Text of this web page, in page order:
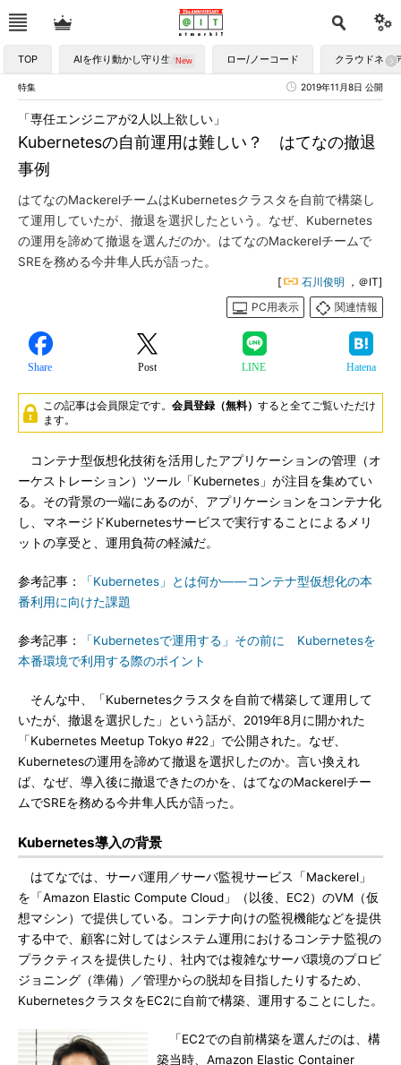
TOP AIを作り動かし守り生かす ロー/ノーコード クラウドネイ
特集 2019年11月8日 公開
Kubernetesの自前運用は難しい？ はてなの撤退
事例
「専任エンジニアが2人以上欲しい」
はてなのMackerelチームはKubernetesクラスタを自前で構築し
て運用していたが、撤退を選択したという。なぜ、Kubernetes
の運用を諦めて撤退を選んだのか。はてなのMackerelチームで
SREを務める今井隼人氏が語った。
[ 石川俊明 ，＠IT]
PC用表示
関連情報
Share Post LINE Hatena
この記事は会員限定です。 会員登録（無料） すると全てご覧いただけ
ます。
コンテナ型仮想化技術を活用したアプリケーションの管理（オ
ーケストレーション）ツール「Kubernetes」が注目を集めてい
る。その背景の一端にあるのが、アプリケーションをコンテナ化
し、マネージドKubernetesサービスで実行することによるメリ
ットの享受と、運用負荷の軽減だ。
参考記事：
「Kubernetes」とは何か――コンテナ型仮想化の本
番利用に向けた課題
参考記事：
「Kubernetesで運用する」その前に Kubernetesを
本番環境で利用する際のポイント
そんな中、「Kubernetesクラスタを自前で構築して運用して
いたが、撤退を選択した」という話が、2019年8月に開かれた
「Kubernetes Meetup Tokyo #22」で公開された。なぜ、
Kubernetesの運用を諦めて撤退を選択したのか。言い換えれ
ば、なぜ、導入後に撤退できたのかを、はてなのMackerelチー
ムでSREを務める今井隼人氏が語った。
Kubernetes導入の背景
はてなでは、サーバ運用／サーバ監視サービス「Mackerel」
を「Amazon Elastic Compute Cloud」（以後、EC2）のVM（仮
想マシン）で提供している。コンテナ向けの監視機能などを提供
する中で、顧客に対してはシステム運用におけるコンテナ監視の
プラクティスを提供したり、社内では複雑なサーバ環境のプロビ
ジョニング（準備）／管理からの脱却を目指したりするため、
KubernetesクラスタをEC2に自前で構築、運用することにした。
「EC2での自前構築を選んだのは、構
築当時、Amazon Elastic Container